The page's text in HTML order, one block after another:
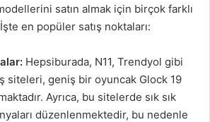
satın almak için birçok farklı
en popüler satış noktaları:
Hepsiburada, N11, Trendyol gibi
siteleri, geniş bir oyuncak Glock 19
Ayrıca, bu sitelerde sık sık
düzenlenmektedir, bu nedenle